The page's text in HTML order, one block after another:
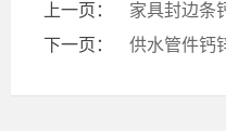
上一页：
家具封边条
下一页：
供水管件钙